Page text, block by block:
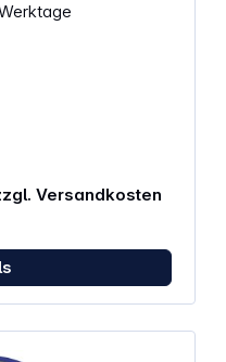
oder
Versandkosten